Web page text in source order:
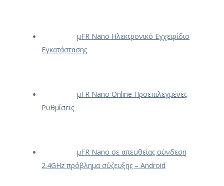
μFR Nano Ηλεκτρονικό Εγχειρίδιο
Εγκατάστασης
μFR Nano Online Προεπιλεγμένες
Ρυθμίσεις
μFR Nano σε απευθείας σύνδεση
2.4GHz πρόβλημα σύζευξης – Android